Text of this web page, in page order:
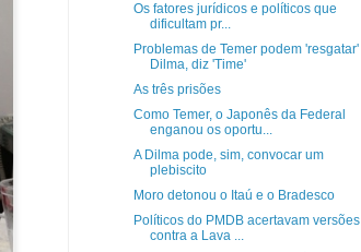
Os fatores jurídicos e políticos que
dificultam pr...
Problemas de Temer podem 'resgatar'
Dilma, diz 'Time'
As três prisões
Como Temer, o Japonês da Federal
enganou os oportu...
A Dilma pode, sim, convocar um
plebiscito
Moro detonou o Itaú e o Bradesco
Políticos do PMDB acertavam versões
contra a Lava ...